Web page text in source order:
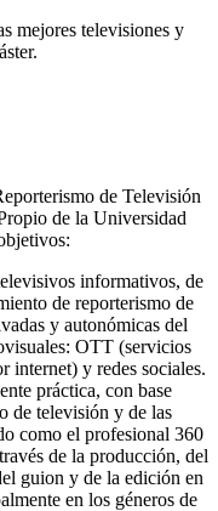
mejores televisiones y
de Televisión
de la Universidad
informativos, de
de reporterismo de
y autonómicas del
OTT (servicios
internet) y redes sociales.
práctica, con base
de televisión y de las
como el profesional 360
de la producción, del
guion y de la edición en
en los géneros de